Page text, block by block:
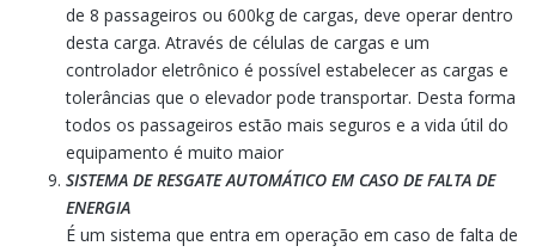
de 8 passageiros ou 600kg de cargas, deve operar dentro
desta carga. Através de células de cargas e um
controlador eletrônico é possível estabelecer as cargas e
tolerâncias que o elevador pode transportar. Desta forma
todos os passageiros estão mais seguros e a vida útil do
equipamento é muito maior
SISTEMA DE RESGATE AUTOMÁTICO EM CASO DE FALTA DE
ENERGIA
É um sistema que entra em operação em caso de falta de